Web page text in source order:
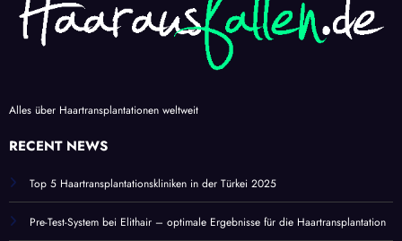
Alles über Haartransplantationen weltweit
RECENT NEWS
Top 5 Haartransplantationskliniken in der Türkei 2025
Pre-Test-System bei Elithair – optimale Ergebnisse für die Haartransplantation